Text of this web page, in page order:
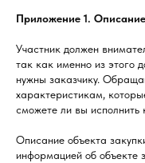
Приложение 1.
Участник должен
так как именно из этого
нужны заказчику.
характеристикам,
сможете ли вы исполнить
Описание объекта
информацией об объекте